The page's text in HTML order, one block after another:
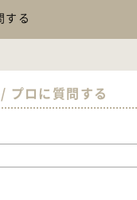
する
プロに質問する